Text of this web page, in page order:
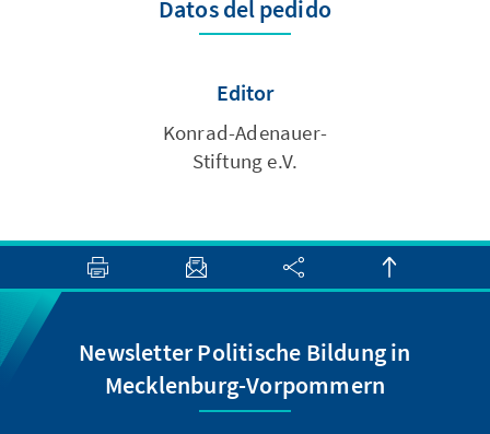
Datos del pedido
Editor
Konrad-Adenauer-
Stiftung e.V.
Newsletter Politische Bildung in
Mecklenburg-Vorpommern